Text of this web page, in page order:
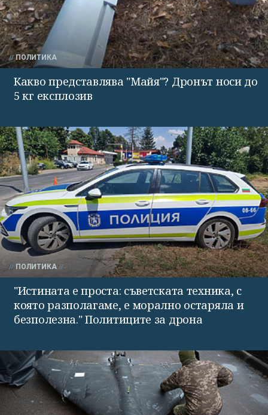
ПОЛИТИКА
Какво представлява "Майя"? Дронът носи до
5 кг експлозив
ПОЛИТИКА
"Истината е проста: съветската техника, с
която разполагаме, е морално остаряла и
безполезна." Политиците за дрона